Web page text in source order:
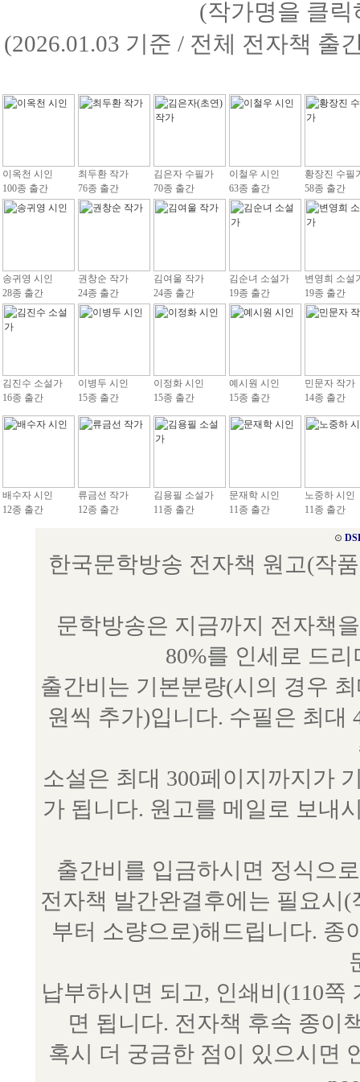
(작가명을 클
(2026.01.03 기준 / 전체 전자책 출
이옥천 시인
100종 출간
최두환 작가
76종 출간
김은자 수필가
70종 출간
이철우 시인
63종 출간
황장진 수필
58종 출간
송귀영 시인
28종 출간
권창순 작가
24종 출간
김여울 작가
24종 출간
김순녀 소설가
19종 출간
변영희 소설
19종 출간
김진수 소설가
16종 출간
이병두 시인
15종 출간
이정화 시인
15종 출간
예시원 시인
15종 출간
민문자 작가
14종 출간
배수자 시인
12종 출간
류금선 작가
12종 출간
김용필 소설가
11종 출간
문재학 시인
11종 출간
노중하 시인
11종 출간
⊙
한국문학방송 전자책 원고(작
문학방송은 지금까지 전자책
80%를 인세로 드
출간비는 기본분량(시의 경우
원씩 추가)입니다. 수필은 최대
소설은 최대 300페이지까지가
가 됩니다. 원고를 메일로 보내
출간비를 입금하시면 정식으
전자책 발간완결후에는 필요시
부터 소량으로)해드립니다. 종
납부하시면 되고, 인쇄비(110
면 됩니다. 전자책 후속 종이
혹시 더 궁금한 점이 있으시면